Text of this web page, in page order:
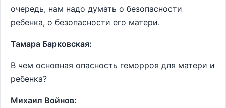
очередь, нам надо думать о безопасности
ребенка, о безопасности его матери.
Тамара Барковская:
В чем основная опасность геморроя для матери и
ребенка?
Михаил Войнов: